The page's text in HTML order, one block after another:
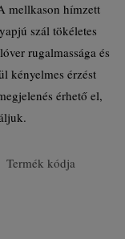
mellkason hímzett
szál tökéletes
rugalmassága és
kényelmes érzést
érhető el,
Termék kódja